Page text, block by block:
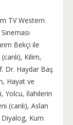
TV Western
Bekçi ile
Kilim,
Dr. Haydar Baş
Hayat ve
Yolcu, İlahilerin
(canlı), Aslan
Kum